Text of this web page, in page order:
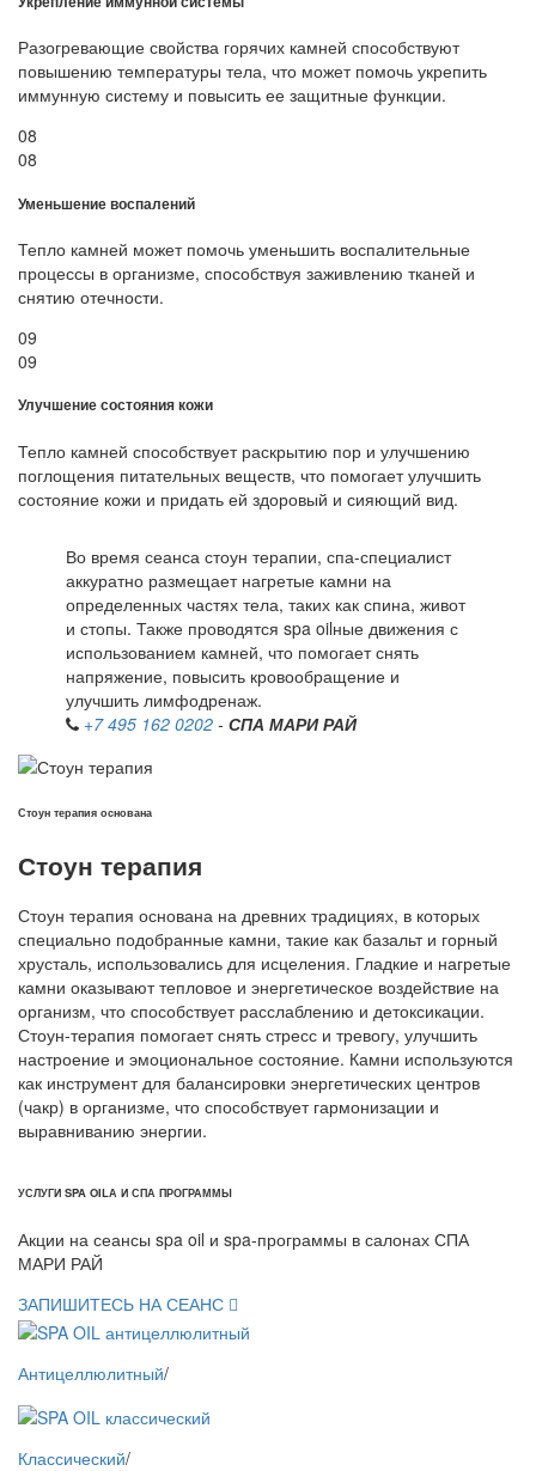
Разогревающие свойства горячих камней способствуют
повышению температуры тела, что может помочь укрепить
иммунную систему и повысить ее защитные функции.
08
08
Уменьшение воспалений
Тепло камней может помочь уменьшить воспалительные
процессы в организме, способствуя заживлению тканей и
снятию отечности.
09
09
Улучшение состояния кожи
Тепло камней способствует раскрытию пор и улучшению
поглощения питательных веществ, что помогает улучшить
состояние кожи и придать ей здоровый и сияющий вид.
Во время сеанса стоун терапии, спа-специалист
аккуратно размещает нагретые камни на
определенных частях тела, таких как спина, живот
и стопы. Также проводятся spa oilные движения с
использованием камней, что помогает снять
напряжение, повысить кровообращение и
улучшить лимфодренаж.
+7 495 162 0202 - СПА МАРИ РАЙ
Стоун терапия основана
Стоун терапия
Стоун терапия основана на древних традициях, в которых
специально подобранные камни, такие как базальт и горный
хрусталь, использовались для исцеления. Гладкие и нагретые
камни оказывают тепловое и энергетическое воздействие на
организм, что способствует расслаблению и детоксикации.
Стоун-терапия помогает снять стресс и тревогу, улучшить
настроение и эмоциональное состояние. Камни используются
как инструмент для балансировки энергетических центров
(чакр) в организме, что способствует гармонизации и
выравниванию энергии.
УСЛУГИ SPA OILА И СПА ПРОГРАММЫ
Акции на сеансы spa oil и spa-программы в салонах СПА
МАРИ РАЙ
ЗАПИШИТЕСЬ НА СЕАНС
Антицеллюлитный/
Классический/